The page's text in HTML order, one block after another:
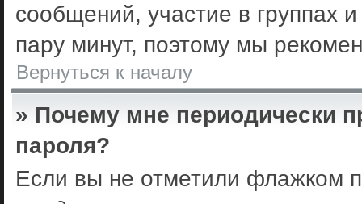
сообщений, участие в группах
пару минут, поэтому мы
Вернуться к началу
» Почему мне периодически
пароля?
Если вы не отметили флажком